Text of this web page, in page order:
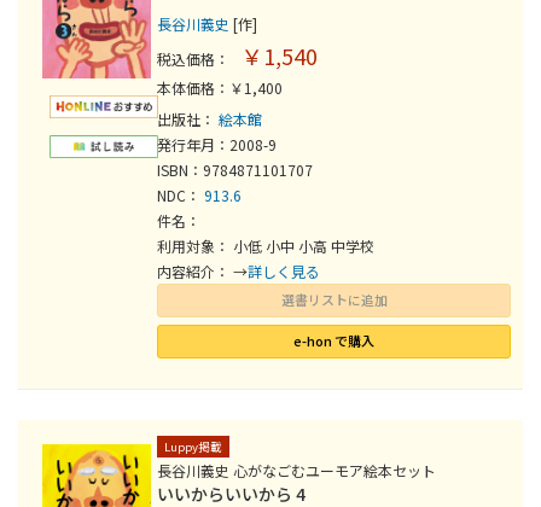
長谷川義史 [作]
税込価格：
￥1,540
本体価格：￥1,400
出版社： 絵本館
発行年月：2008-9
ISBN：9784871101707
NDC： 913.6
件名：
利用対象： 小低 小中 小高 中学校
内容紹介： →詳しく見る
選書リストに追加
e-hon で購入
Luppy掲載
長谷川義史 心がなごむユーモア絵本セット
いいからいいから 4